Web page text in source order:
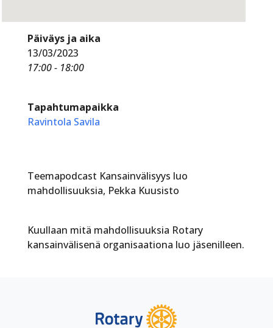
Päiväys ja aika
13/03/2023
17:00 - 18:00
Tapahtumapaikka
Ravintola Savila
Teemapodcast Kansainvälisyys luo
mahdollisuuksia, Pekka Kuusisto
Kuullaan mitä mahdollisuuksia Rotary
kansainvälisenä organisaationa luo jäsenilleen.